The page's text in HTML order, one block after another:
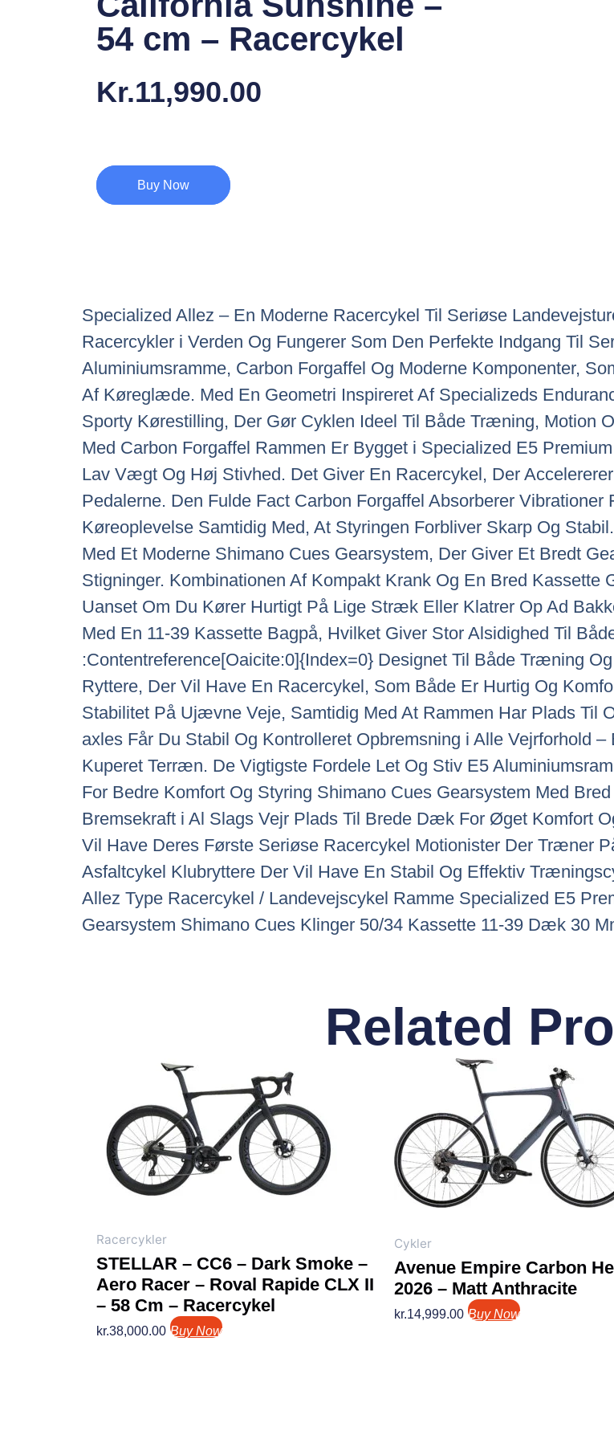
54 cm – Racercykel
Kr.11,990.00
Buy Now
Specialized Allez – En Moderne Racercykel Til Seriøse
Racercykler i Verden Og Fungerer Som Den Perfekte Indgang Til
Aluminiumsramme, Carbon Forgaffel Og Moderne Komponenter,
Af Køreglæde. Med En Geometri Inspireret Af Specializeds
Sporty Kørestilling, Der Gør Cyklen Ideel Til Både Træning, Motion
Med Carbon Forgaffel Rammen Er Bygget i Specialized E5
Lav Vægt Og Høj Stivhed. Det Giver En Racercykel, Der
Pedalerne. Den Fulde Fact Carbon Forgaffel Absorberer
Køreoplevelse Samtidig Med, At Styringen Forbliver Skarp Og
Med Et Moderne Shimano Cues Gearsystem, Der Giver Et Bredt
Stigninger. Kombinationen Af Kompakt Krank Og En Bred Kassette
Uanset Om Du Kører Hurtigt På Lige Stræk Eller Klatrer Op Ad
Med En 11-39 Kassette Bagpå, Hvilket Giver Stor Alsidighed Til
:Contentreference[Oaicite:0]{Index=0} Designet Til Både Træning
Ryttere, Der Vil Have En Racercykel, Som Både Er Hurtig Og
Stabilitet På Ujævne Veje, Samtidig Med At Rammen Har Plads Til
axles Får Du Stabil Og Kontrolleret Opbremsning i Alle Vejrforhold
Kuperet Terræn. De Vigtigste Fordele Let Og Stiv E5
For Bedre Komfort Og Styring Shimano Cues Gearsystem Med
Bremsekraft i Al Slags Vejr Plads Til Brede Dæk For Øget Komfort
Vil Have Deres Første Seriøse Racercykel Motionister Der Træner
Asfaltcykel Klubryttere Der Vil Have En Stabil Og Effektiv
Allez Type Racercykel / Landevejscykel Ramme Specialized E5
Gearsystem Shimano Cues Klinger 50/34 Kassette 11-39 Dæk 30
Related
Racercykler
STELLAR – CC6 – Dark Smoke –
Aero Racer – Roval Rapide CLX II
– 58 Cm – Racercykel
kr.38,000.00 Buy Now
Cykler
Avenue Empire Carbon
2026 – Matt Anthracite
kr.14,999.00 Buy Now